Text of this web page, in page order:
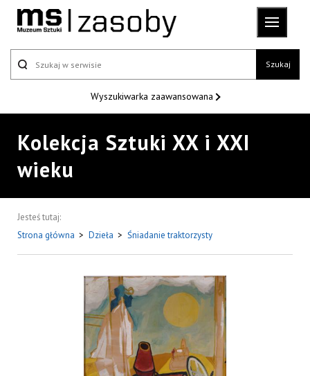
Szukaj
Wyszukiwarka zaawansowana
Kolekcja Sztuki XX i XXI
wieku
Jesteś tutaj:
Strona główna > Dzieła > Śniadanie traktorzysty